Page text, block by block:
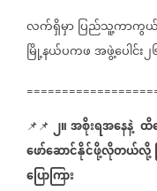
လက်ရှိမှာပြည်သူ့ကာကွယ်
မြို့နယ်ပကဖအဖွဲ့ပေါင်း၂
📌📌 ၂။အစိုးရအနေနဲ့ ထိ
ဖော်ဆောင်နိုင်ဖို့လိုတယ်လို့
ပြောကြား